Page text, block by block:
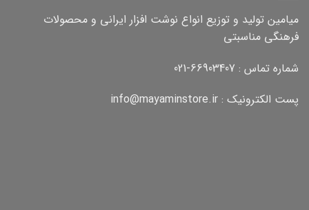
میامین تولید و توزیع انواع نوشت افزار ایرانی و محصولات
فرهنگی مناسبتی
شماره تماس : 66903407-021
پست الکترونیک : info@mayaminstore.ir